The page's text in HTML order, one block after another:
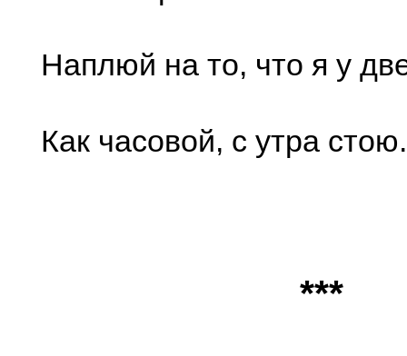
Наплюй на то, что я у
Как часовой, с утра стою.
***